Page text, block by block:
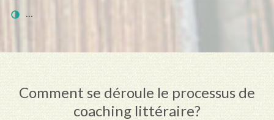
...
Comment se déroule le processus de
coaching littéraire?